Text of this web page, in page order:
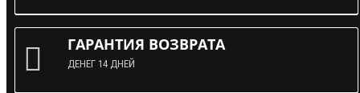
ГАРАНТИЯ ВОЗВРАТА
ДЕНЕГ 14 ДНЕЙ